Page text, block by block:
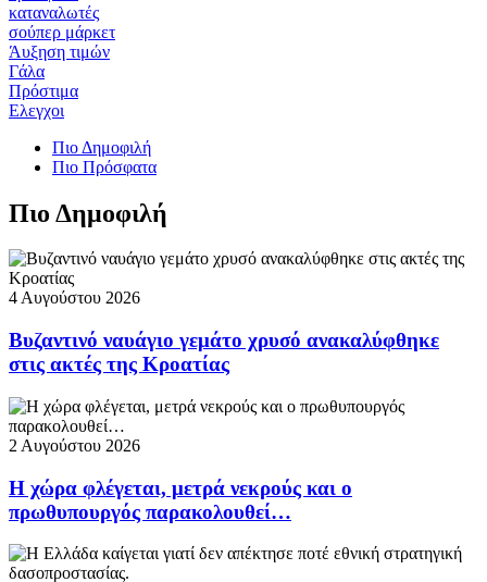
καταναλωτές
σούπερ μάρκετ
Άυξηση τιμών
Γάλα
Πρόστιμα
Ελεγχοι
Πιο Δημοφιλή
Πιο Πρόσφατα
Πιο Δημοφιλή
4 Αυγούστου 2026
Βυζαντινό ναυάγιο γεμάτο χρυσό ανακαλύφθηκε
στις ακτές της Κροατίας
2 Αυγούστου 2026
Η χώρα φλέγεται, μετρά νεκρούς και ο
πρωθυπουργός παρακολουθεί…